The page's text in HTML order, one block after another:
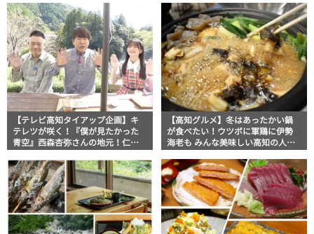
グルメ】
【テレビ高知タイアップ企画】キ
テレツが咲く！『僕が見たかった
青空』西森杏弥さんの地元！仁淀
カルスポットを探索
【高知グルメ】冬はあったかい鍋
が食べたい！ウツボに軍鶏に伊勢
海老も みんな美味しい高知の人気